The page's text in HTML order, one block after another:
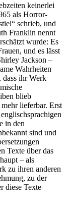
keinerlei
als Horror-
schrieb, und
Franklin nennt
wurde: Es
und es lässt
Jackson –
Wahrheiten
dass ihr Werk
blieb
lieferbar. Erst
in den
sind und
Texte über das
– als
zu ihren anderen
zu der
diese Texte